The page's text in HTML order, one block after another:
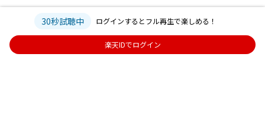
30秒試聴中 ログインするとフル再生で楽しめる！
楽天IDでログイン